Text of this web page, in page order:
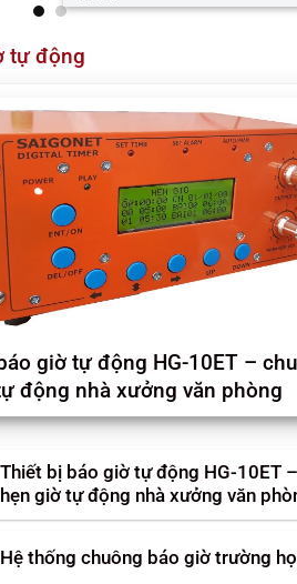
tự động
giờ tự động HG-10ET –
động nhà xưởng văn phòng
Thiết bị báo giờ tự động HG-10ET
hẹn giờ tự động nhà xưởng văn
Hệ thống chuông báo giờ trường